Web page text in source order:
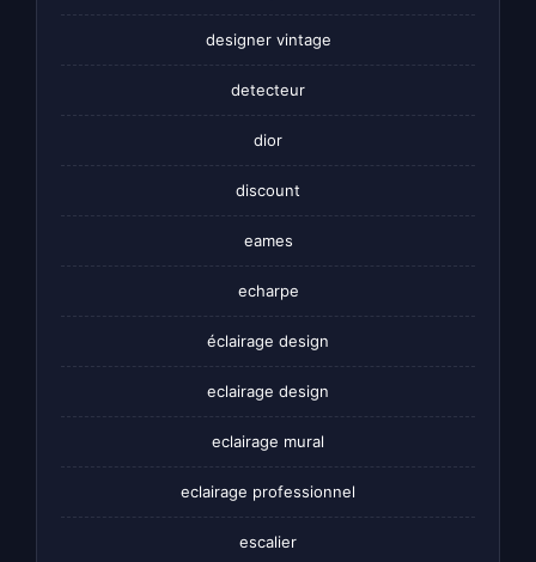
designer vintage
detecteur
dior
discount
eames
echarpe
éclairage design
eclairage design
eclairage mural
eclairage professionnel
escalier